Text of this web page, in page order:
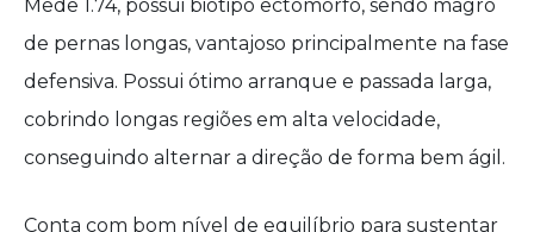
Mede 1.74, possui biotipo ectomorfo, sendo magro
de pernas longas, vantajoso principalmente na fase
defensiva. Possui ótimo arranque e passada larga,
cobrindo longas regiões em alta velocidade,
conseguindo alternar a direção de forma bem ágil.
Conta com bom nível de equilíbrio para sustentar